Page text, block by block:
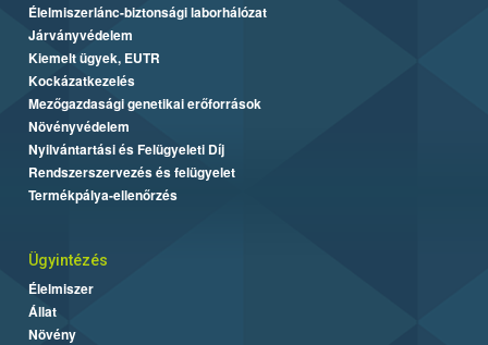
Élelmiszerlánc-biztonsági laborhálózat
Járványvédelem
Kiemelt ügyek, EUTR
Kockázatkezelés
Mezőgazdasági genetikai erőforrások
Növényvédelem
Nyilvántartási és Felügyeleti Díj
Rendszerszervezés és felügyelet
Termékpálya-ellenőrzés
Ügyintézés
Élelmiszer
Állat
Növény